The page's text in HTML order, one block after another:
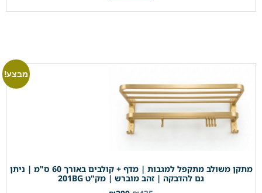
מבצע!
מתקן משולב מתקפל למגבות | מדף + קולבים באורך 60 ס"מ | ניתן
גם להדבקה | זהב מוברש | מק"ט 201BG